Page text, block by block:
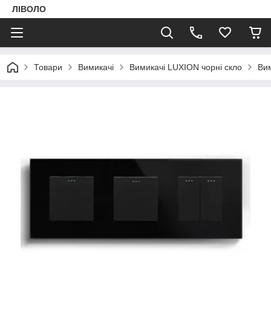
ЛІВОЛО
Товари Вимикачі Вимикачі LUXION чорні скло